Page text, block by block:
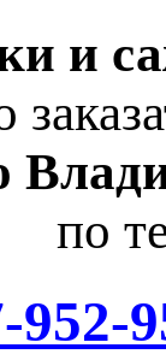
и
по
952-